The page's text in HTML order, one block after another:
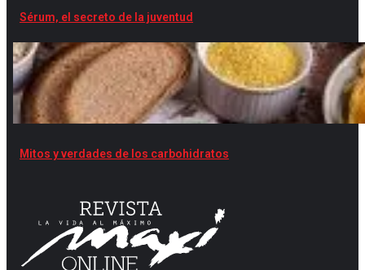
Sérum, el secreto de la juventud
Mitos y verdades de los carbohidratos